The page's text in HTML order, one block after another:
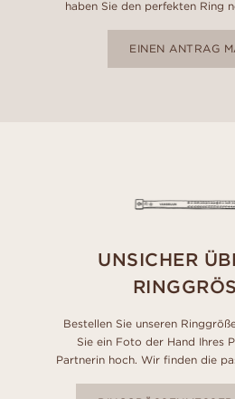
haben Sie den perfekten Ring
EINEN ANTRAG
UNSICHER
Bestellen Sie unseren
Sie ein Foto der Hand Ihres
Partnerin hoch. Wir finden die